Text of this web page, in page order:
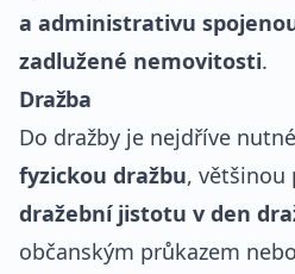
a administrativu
zadlužené nemovitosti.
Dražba
Do dražby je nejdříve nutné
fyzickou dražbu, většinou
dražební jistotu v den
občanským průkazem